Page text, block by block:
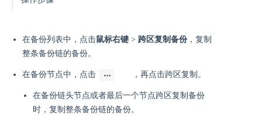
在备份列表中，点击鼠标右键 > 跨区复制备份，复制
整条备份链的备份。
在备份节点中，点击 ，再点击跨区复制。
在备份链头节点或者最后一个节点跨区复制备份
时，复制整条备份链的备份。